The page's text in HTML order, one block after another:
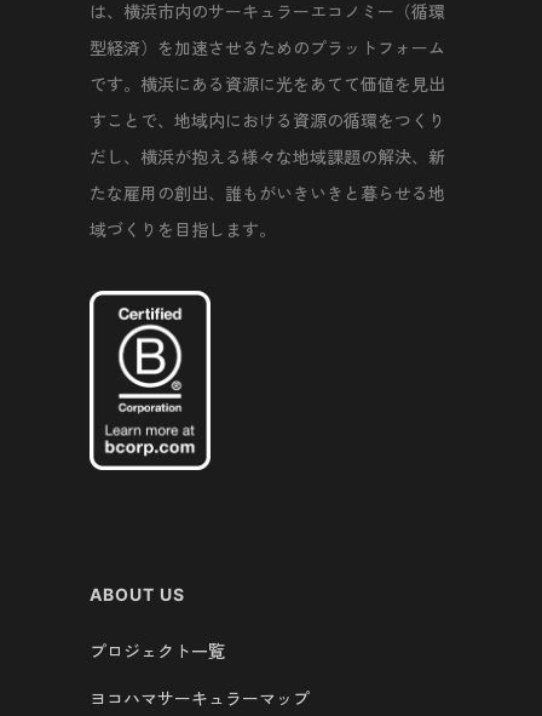
は、横浜市内のサーキュラーエコノミー（循環
型経済）を加速させるためのプラットフォーム
です。横浜にある資源に光をあてて価値を見出
すことで、地域内における資源の循環をつくり
だし、横浜が抱える様々な地域課題の解決、新
たな雇用の創出、誰もがいきいきと暮らせる地
域づくりを目指します。
ABOUT US
プロジェクト一覧
ヨコハマサーキュラーマップ